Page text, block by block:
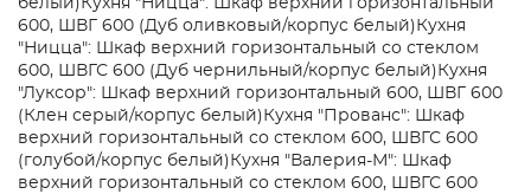
белый) Кухня "Ницца": Шкаф верхний горизонтальный
600, ШВГ 600 (Дуб оливковый/корпус белый) Кухня
"Ницца": Шкаф верхний горизонтальный со стеклом
600, ШВГС 600 (Дуб чернильный/корпус белый) Кухня
"Луксор": Шкаф верхний горизонтальный 600, ШВГ 600
(Клен серый/корпус белый) Кухня "Прованс": Шкаф
верхний горизонтальный со стеклом 600, ШВГС 600
(голубой/корпус белый) Кухня "Валерия-М": Шкаф
верхний горизонтальный со стеклом 600, ШВГС 600